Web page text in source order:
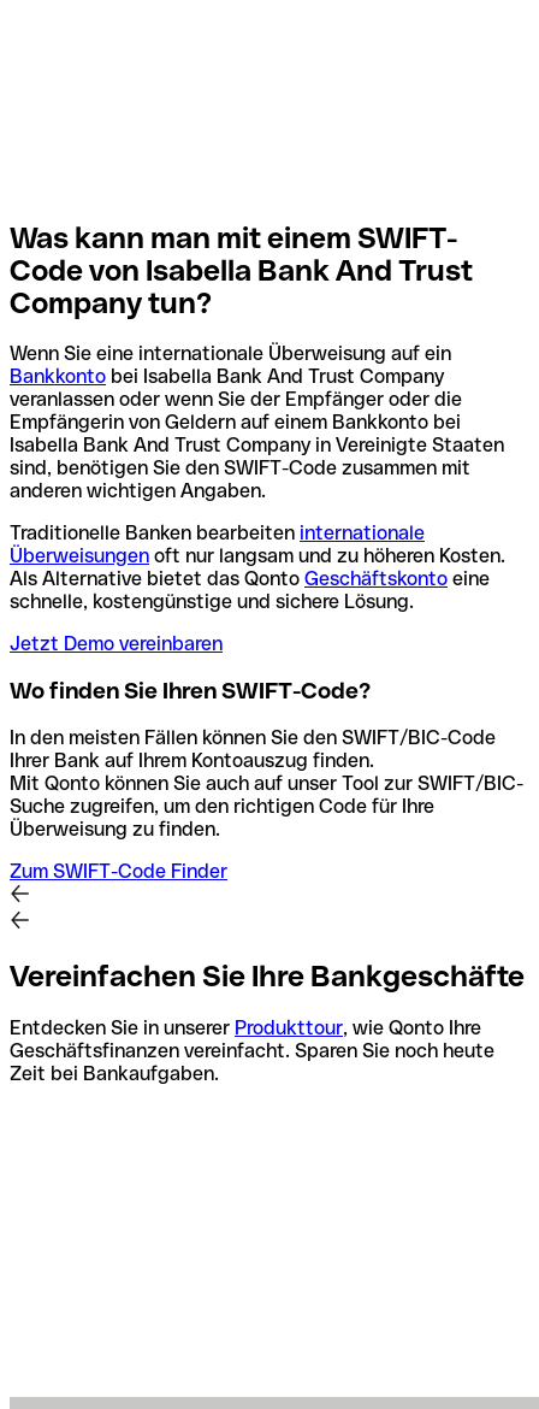
Was kann man mit einem SWIFT-
Code von Isabella Bank And Trust
Company tun?
Wenn Sie eine internationale Überweisung auf ein
Bankkonto bei Isabella Bank And Trust Company
veranlassen oder wenn Sie der Empfänger oder die
Empfängerin von Geldern auf einem Bankkonto bei
Isabella Bank And Trust Company in Vereinigte Staaten
sind, benötigen Sie den SWIFT-Code zusammen mit
anderen wichtigen Angaben.
Traditionelle Banken bearbeiten internationale
Überweisungen oft nur langsam und zu höheren Kosten.
Als Alternative bietet das Qonto Geschäftskonto eine
schnelle, kostengünstige und sichere Lösung.
Jetzt Demo vereinbaren
Wo finden Sie Ihren SWIFT-Code?
In den meisten Fällen können Sie den SWIFT/BIC-Code
Ihrer Bank auf Ihrem Kontoauszug finden.
Mit Qonto können Sie auch auf unser Tool zur SWIFT/BIC-
Suche zugreifen, um den richtigen Code für Ihre
Überweisung zu finden.
Zum SWIFT-Code Finder
Vereinfachen Sie Ihre Bankgeschäfte
Entdecken Sie in unserer Produkttour, wie Qonto Ihre
Geschäftsfinanzen vereinfacht. Sparen Sie noch heute
Zeit bei Bankaufgaben.